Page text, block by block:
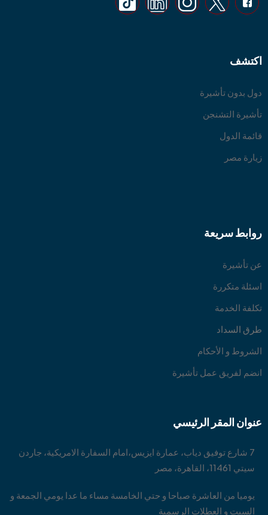
اكتشف
دول بدون تأشيرة
تأشيرة التشنجن
قائمة الدول
زيارة مصر
روابط سريعة
عن تأشيرة
اسئلة متكررة
تكلفة الخدمة
طرق السداد
الشروط و الأحكام
انضم لفريق عمل تأشيرة
عنوان المقر الرئيسي
7 شارع توفيق دياب، عمارة ايزيس،امام السفارة الامريكية، جاردن
سيتي 11461، القاهرة، مصر
يوميا من العاشرة صباحا و حتي الخامسة مساء ما عدا يومي الجمعة و
السبت و العطلات الرسمية